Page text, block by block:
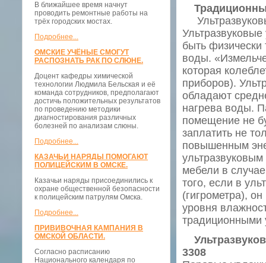
В ближайшее время начнут
проводить ремонтные работы на
трёх городских мостах.
Подробнее...
ОМСКИЕ УЧЁНЫЕ СМОГУТ
РАСПОЗНАТЬ РАК ПО СЛЮНЕ.
Доцент кафедры химической
технологии Людмила Бельская и её
команда сотрудников, предполагают
достичь положительных результатов
по проведению методики
диагностирования различных
болезней по анализам слюны.
Подробнее...
КАЗАЧЬИ НАРЯДЫ ПОМОГАЮТ
ПОЛИЦЕЙСКИМ В ОМСКЕ.
Казачьи наряды присоединились к
охране общественной безопасности
к полицейским патрулям Омска.
Подробнее...
ПРИВИВОЧНАЯ КАМПАНИЯ В
ОМСКОЙ ОБЛАСТИ.
Согласно расписанию
Национального календаря по
быть
воды.
которая
приборов).
обладают
нагрева воды.
помещение не
заплатить не
повышенным
мебели в
того, если в
(гигрометра),
уровня
традиционными
3308